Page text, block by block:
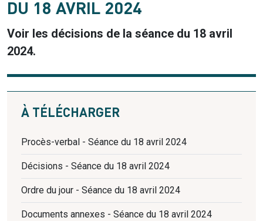
DU 18 AVRIL 2024
Voir les décisions de la séance du 18 avril
2024.
À TÉLÉCHARGER
Procès-verbal - Séance du 18 avril 2024
Décisions - Séance du 18 avril 2024
Ordre du jour - Séance du 18 avril 2024
Documents annexes - Séance du 18 avril 2024